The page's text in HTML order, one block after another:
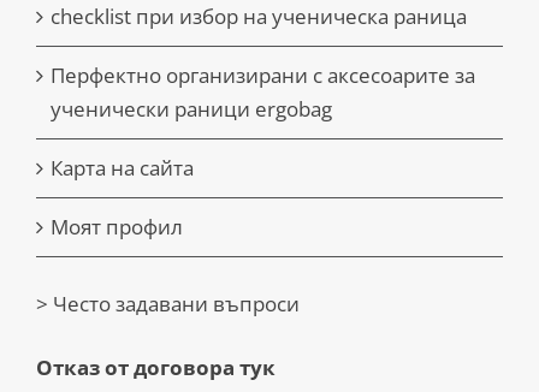
checklist при избор на ученическа раница
Перфектно организирани с аксесоарите за
ученически раници ergobag
Карта на сайта
Моят профил
> Често задавани въпроси
Отказ от договора тук